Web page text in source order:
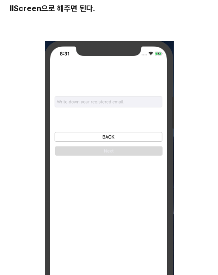
llScreen으로 해주면 된다.